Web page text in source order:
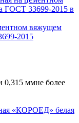
вяжущем
2015
0,315 ммне более